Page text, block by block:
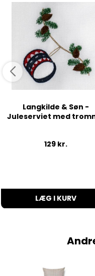
Langkilde & Søn -
Juleserviet med
129 kr.
LÆG I KURV